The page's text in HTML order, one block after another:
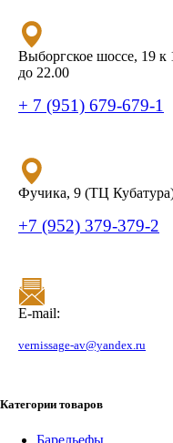
Выборгское шоссе, 19 к
до 22.00
+ 7 (951) 679-679-1
Фучика, 9 (ТЦ
+7 (952) 379-379-2
E-mail:
vernissage-av@yandex.ru
Категории товаров
Барельефы